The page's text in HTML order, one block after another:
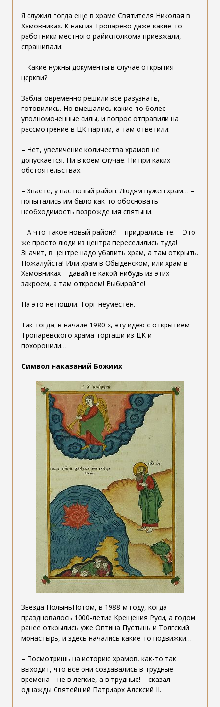
Я служил тогда еще в храме Святителя Николая в
Хамовниках. К нам из Тропарёво даже какие-то
работники местного райисполкома приезжали,
спрашивали:
– Какие нужны документы в случае открытия
церкви?
Заблаговременно решили все разузнать,
готовились. Но вмешались какие-то более
уполномоченные силы, и вопрос отправили на
рассмотрение в ЦК партии, а там ответили:
– Нет, увеличение количества храмов не
допускается. Ни в коем случае. Ни при каких
обстоятельствах.
– Знаете, у нас новый район. Людям нужен храм… –
попытались им было как-то обосновать
необходимость возрождения святыни.
– А что такое новый район?! – придрались те. – Это
же просто люди из центра переселились туда!
Значит, в центре надо убавить храм, а там открыть.
Пожалуйста! Или храм в Обыденском, или храм в
Хамовниках – давайте какой-нибудь из этих
закроем, а там откроем! Выбирайте!
На это не пошли. Торг неуместен.
Так тогда, в начале 1980-х, эту идею с открытием
Тропарёвского храма торгаши из ЦК и
похоронили…
Символ наказаний Божиих
Звезда ПолыньПотом, в 1988-м году, когда
праздновалось 1000-летие Крещения Руси, а годом
ранее открылись уже Оптина Пустынь и Толгский
монастырь, и здесь начались какие-то подвижки…
– Посмотришь на историю храмов, как-то так
выходит, что все они создавались в трудные
времена – не в легкие, а в трудные! – сказал
однажды Святейший Патриарх Алексий II.